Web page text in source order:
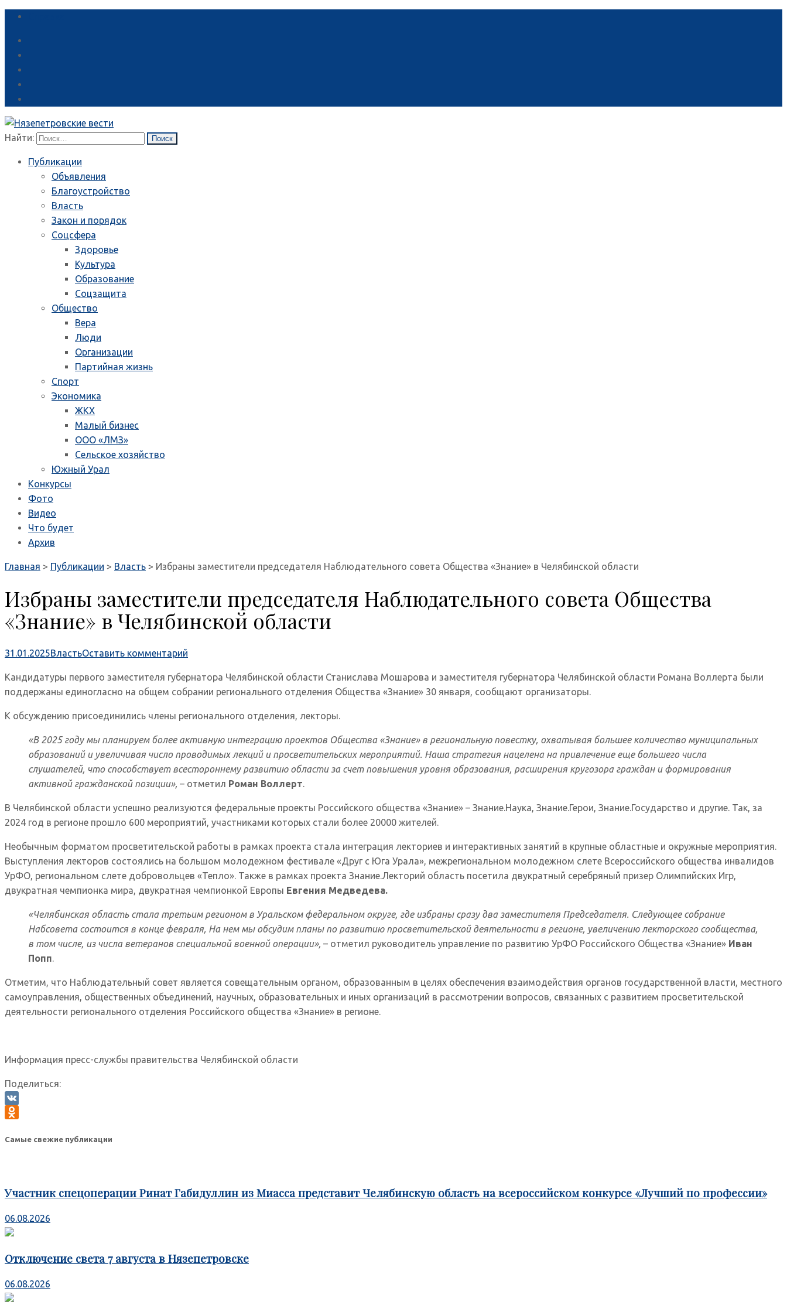
Найти:
Публикации
Объявления
Благоустройство
Власть
Закон и порядок
Соцсфера
Здоровье
Культура
Образование
Соцзащита
Общество
Вера
Люди
Организации
Партийная жизнь
Спорт
Экономика
ЖКХ
Малый бизнес
ООО «ЛМЗ»
Сельское хозяйство
Южный Урал
Конкурсы
Фото
Видео
Что будет
Архив
Главная > Публикации > Власть > Избраны заместители председателя Наблюдательного совета Общества «Знание» в Челябинской области
Избраны заместители председателя Наблюдательного совета Общества
«Знание» в Челябинской области
31.01.2025ВластьОставить комментарий
Кандидатуры первого заместителя губернатора Челябинской области Станислава Мошарова и заместителя губернатора Челябинской области Романа Воллерта были
поддержаны единогласно на общем собрании регионального отделения Общества «Знание» 30 января, сообщают организаторы.
К обсуждению присоединились члены регионального отделения, лекторы.
«В 2025 году мы планируем более активную интеграцию проектов Общества «Знание» в региональную повестку, охватывая большее количество муниципальных
образований и увеличивая число проводимых лекций и просветительских мероприятий. Наша стратегия нацелена на привлечение еще большего числа
слушателей, что способствует всестороннему развитию области за счет повышения уровня образования, расширения кругозора граждан и формирования
активной гражданской позиции», – отметил Роман Воллерт.
В Челябинской области успешно реализуются федеральные проекты Российского общества «Знание» – Знание.Наука, Знание.Герои, Знание.Государство и другие. Так, за
2024 год в регионе прошло 600 мероприятий, участниками которых стали более 20000 жителей.
Необычным форматом просветительской работы в рамках проекта стала интеграция лекториев и интерактивных занятий в крупные областные и окружные мероприятия.
Выступления лекторов состоялись на большом молодежном фестивале «Друг с Юга Урала», межрегиональном молодежном слете Всероссийского общества инвалидов
УрФО, региональном слете добровольцев «Тепло». Также в рамках проекта Знание.Лекторий область посетила двукратный серебряный призер Олимпийских Игр,
двукратная чемпионка мира, двукратная чемпионкой Европы Евгения Медведева.
«Челябинская область стала третьим регионом в Уральском федеральном округе, где избраны сразу два заместителя Председателя. Следующее собрание
Набсовета состоится в конце февраля, На нем мы обсудим планы по развитию просветительской деятельности в регионе, увеличению лекторского сообщества,
в том числе, из числа ветеранов специальной военной операции», – отметил руководитель управление по развитию УрФО Российского Общества «Знание» Иван
Попп.
Отметим, что Наблюдательный совет является совещательным органом, образованным в целях обеспечения взаимодействия органов государственной власти, местного
самоуправления, общественных объединений, научных, образовательных и иных организаций в рассмотрении вопросов, связанных с развитием просветительской
деятельности регионального отделения Российского общества «Знание» в регионе.
Информация пресс-службы правительства Челябинской области
Поделиться:
VK
Самые свежие публикации
Участник спецоперации Ринат Габидуллин из Миасса представит Челябинскую область на всероссийском конкурсе «Лучший по профессии»
06.08.2026
Отключение света 7 августа в Нязепетровске
06.08.2026